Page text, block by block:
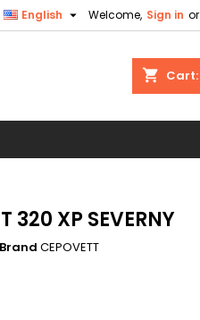
Welcome, Sign in or
English 
shopping_cart Cart:
320 XP SEVERNY
Brand CEPOVETT